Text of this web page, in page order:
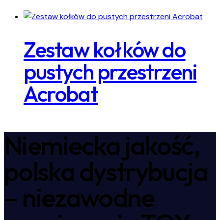
Zestaw kołków do
pustych przestrzeni
Acrobat
Niemiecka jakość,
polska dystrybucja
– niezawodne